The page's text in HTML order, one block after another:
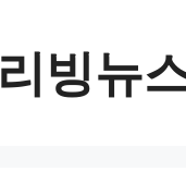
리빙뉴